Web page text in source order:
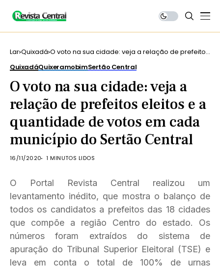
Lar Quixadá O voto na sua cidade: veja a relação de prefeitos
município do Sertão Central
QuixadáQuixeramobimSertão Central
O voto na sua cidade: veja a
relação de prefeitos eleitos e a
quantidade de votos em cada
município do Sertão Central
16/11/2020 1 MINUTOS LIDOS
O Portal Revista Central realizou um
levantamento inédito, que mostra o balanço de
todos os candidatos a prefeitos das 18 cidades
que compõe a região Centro do estado. Os
números foram extraídos do sistema de
apuração do Tribunal Superior Eleitoral (TSE) e
leva em conta o total de 100% de urnas